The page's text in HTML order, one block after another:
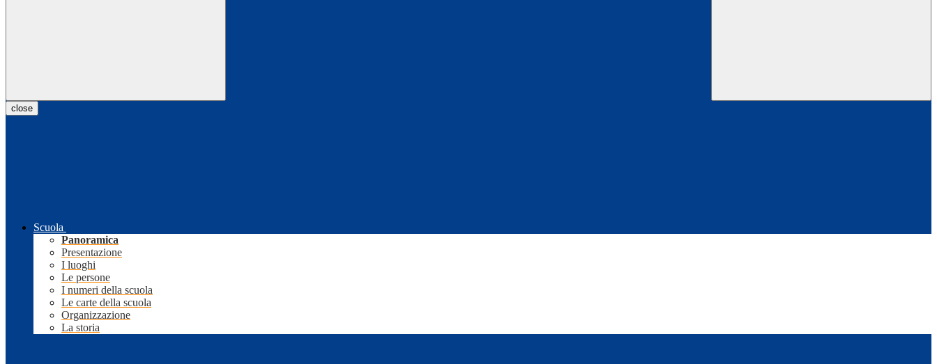
close
Scuola
Panoramica
Presentazione
I luoghi
Le persone
I numeri della scuola
Le carte della scuola
Organizzazione
La storia